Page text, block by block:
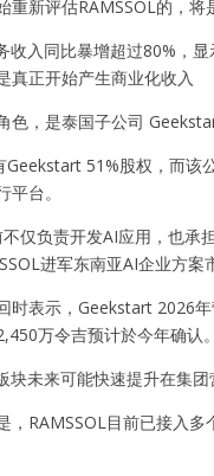
重新评估RAMSSOL的，将
收入同比暴增超过80%，
真正开始产生商业化收入
色，是泰国子公司
Geekstart 51%股权，而该
台。
仅负责开发AI应用，也承
进军东南亚AI企业方案
时表示，Geekstart 2026
万令吉预计於今年确认。
块未来可能快速提升在集团
，RAMSSOL目前已接入多